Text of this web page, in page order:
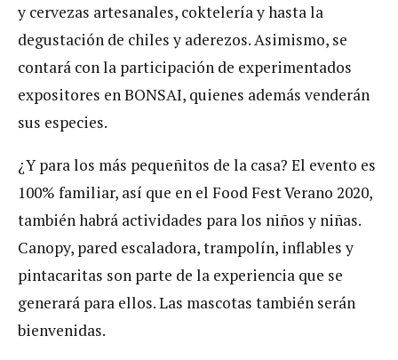
y cervezas artesanales, coktelería y hasta la
degustación de chiles y aderezos. Asimismo, se
contará con la participación de experimentados
expositores en BONSAI, quienes además venderán
sus especies.
¿Y para los más pequeñitos de la casa? El evento es
100% familiar, así que en el Food Fest Verano 2020,
también habrá actividades para los niños y niñas.
Canopy, pared escaladora, trampolín, inflables y
pintacaritas son parte de la experiencia que se
generará para ellos. Las mascotas también serán
bienvenidas.